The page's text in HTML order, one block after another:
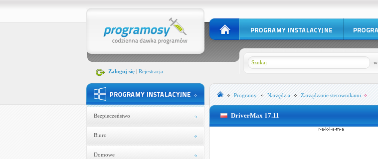
Zaloguj się| Rejestracja
w
Bezpieczeństwo
Biuro
Domowe
Programy Narzędzia Zarządzanie sterownikami
DriverMax 17.11